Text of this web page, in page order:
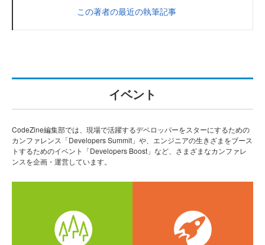
この著者の最近の執筆記事
イベント
CodeZine編集部では、現場で活躍するデベロッパーをスターにするための
カンファレンス「Developers Summit」や、エンジニアの生きざまをブース
トするためのイベント「Developers Boost」など、さまざまなカンファレ
ンスを企画・運営しています。